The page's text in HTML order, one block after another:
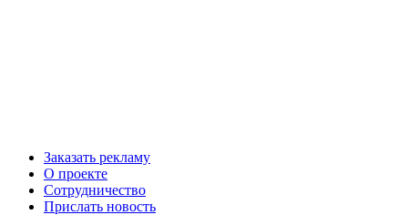
Заказать рекламу
О проекте
Сотрудничество
Прислать новость